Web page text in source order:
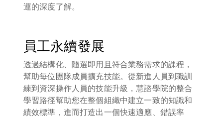
運的深度了解。
員工永續發展
透過結構化、隨選即用且符合業務需求的課程，
幫助每位團隊成員擴充技能。從新進人員到職訓
練到資深操作人員的技能升級，慧諮學院的整合
學習路徑幫助您在整個組織中建立一致的知識和
績效標準，進而打造出一個快速適應、錯誤率